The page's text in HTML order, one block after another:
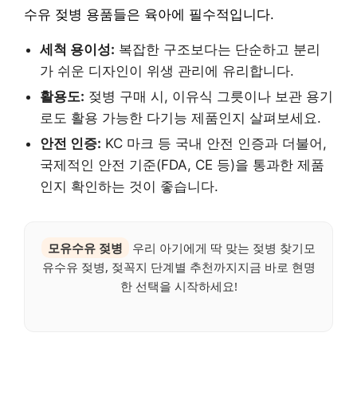
수유 젖병 용품들은 육아에 필수적입니다.
세척 용이성: 복잡한 구조보다는 단순하고 분리
가 쉬운 디자인이 위생 관리에 유리합니다.
활용도: 젖병 구매 시, 이유식 그릇이나 보관 용기
로도 활용 가능한 다기능 제품인지 살펴보세요.
안전 인증: KC 마크 등 국내 안전 인증과 더불어,
국제적인 안전 기준(FDA, CE 등)을 통과한 제품
인지 확인하는 것이 좋습니다.
모유수유 젖병
우리 아기에게 딱 맞는 젖병 찾기모
유수유 젖병, 젖꼭지 단계별 추천까지지금 바로 현명
한 선택을 시작하세요!